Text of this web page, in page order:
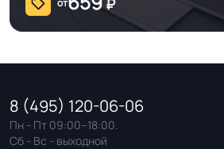
8 (495) 120-06-06
Пн - Пт 09:00–18:00.
Сб - Вс - выходной